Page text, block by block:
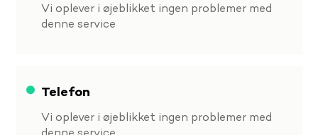
Vi oplever i øjeblikket ingen problemer med
denne service
Telefon
Vi oplever i øjeblikket ingen problemer med